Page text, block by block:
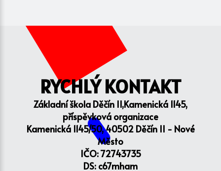
RYCHLÝ KONTAKT
Základní škola Děčín II,Kamenická 1145,
příspěvková organizace
Kamenická 1145/50, 40502 Děčín II - Nové
Město
IČO: 72743735
DS: c67mham